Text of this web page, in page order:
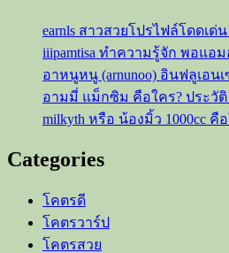
แบบ
สวย
เซ็กซี่
รัน
ตีความ
เด็ด
earnls สาวสวยโปรไฟล์โดดเ
iiipamtisa ทำความรู้จัก พอแ
อาหนูหนู (arnunoo) อินฟลูเอ
อามมี่ แม็กซิม คือใคร? ประวัติ
milkyth หรือ น้องมิ้ว 1000cc
Categories
โคตรดี
โคตรวาร์ป
โคตรสวย